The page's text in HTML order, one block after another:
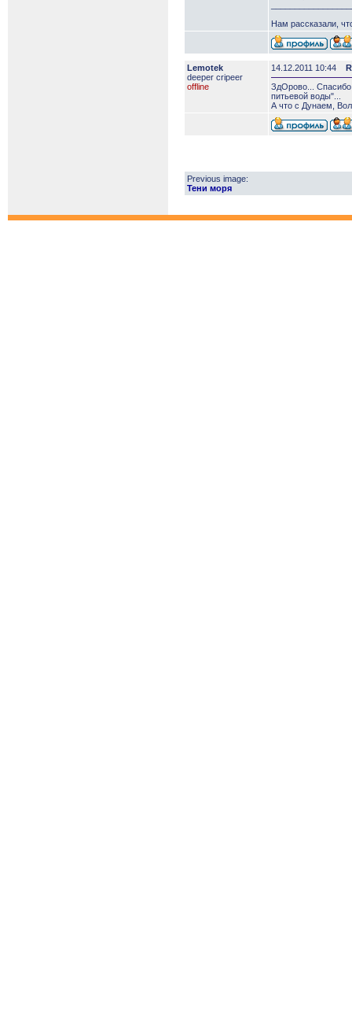
Нам рассказали,
Lemotek
deeper сripeer
offline
14.12.2011 10:44
ЗдОрово... Спасибо
питьевой воды"...
А что с Дунаем,
Previous image:
Тени моря